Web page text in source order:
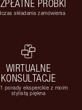
PRÓBKI
składania zamówienia
WIRTUALNE
KONSULTACJE
porady eksperckie z moim
stylistą piękna